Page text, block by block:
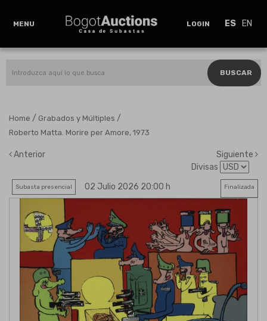
MENU LOGIN ES EN
BUSCAR
Home / Grabados y Múltiples /
Roberto Matta. Morire per Amore, 1973
Anterior
Siguiente
Divisas
Subasta presencial 02 Julio 2026 20:00 h Finalizada